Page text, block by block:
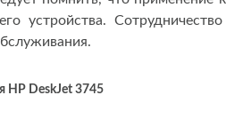
устройства.
HP DeskJet 3745